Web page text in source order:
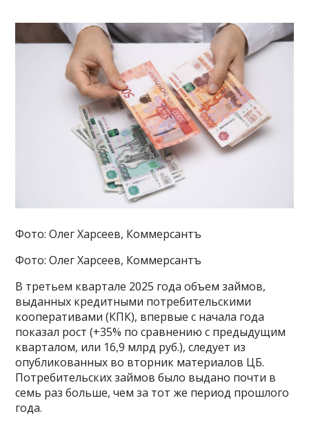
Фото: Олег Харсеев, Коммерсантъ
Фото: Олег Харсеев, Коммерсантъ
В третьем квартале 2025 года объем займов,
выданных кредитными потребительскими
кооперативами (КПК), впервые с начала года
показал рост (+35% по сравнению с предыдущим
кварталом, или 16,9 млрд руб.), следует из
опубликованных во вторник материалов ЦБ.
Потребительских займов было выдано почти в
семь раз больше, чем за тот же период прошлого
года.